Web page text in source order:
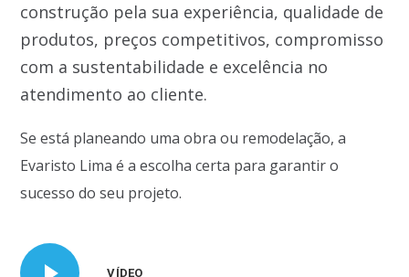
construção pela sua experiência, qualidade de
produtos, preços competitivos, compromisso
com a sustentabilidade e excelência no
atendimento ao cliente.
Se está planeando uma obra ou remodelação, a
Evaristo Lima é a escolha certa para garantir o
sucesso do seu projeto.
VÍDEO